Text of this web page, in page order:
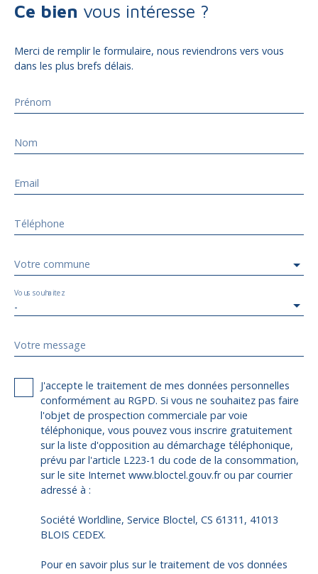
Ce bien vous intéresse ?
Merci de remplir le formulaire, nous reviendrons vers vous
dans les plus brefs délais.
Prénom
Nom
Email
Téléphone
Votre commune
-
Vous souhaitez
Votre message
J'accepte le traitement de mes données personnelles
conformément au RGPD. Si vous ne souhaitez pas faire
l'objet de prospection commerciale par voie
téléphonique, vous pouvez vous inscrire gratuitement
sur la liste d'opposition au démarchage téléphonique,
prévu par l'article L223-1 du code de la consommation,
sur le site Internet www.bloctel.gouv.fr ou par courrier
adressé à :
Société Worldline, Service Bloctel, CS 61311, 41013
BLOIS CEDEX.
Pour en savoir plus sur le traitement de vos données